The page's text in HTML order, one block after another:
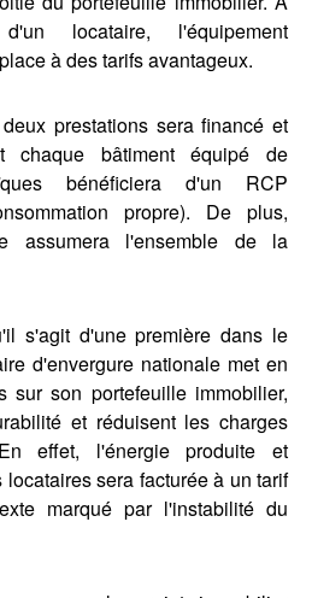
locataire, l'équipement
à des tarifs avantageux.
prestations sera financé et
chaque bâtiment équipé de
bénéficiera d'un RCP
propre). De plus,
assumera l'ensemble de la
s'agit d'une première dans le
d'envergure nationale met en
son portefeuille immobilier,
et réduisent les charges
effet, l'énergie produite et
sera facturée à un tarif
marqué par l'instabilité du